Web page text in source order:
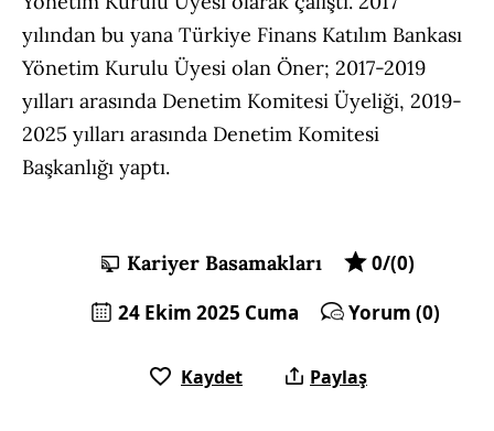
yılından bu yana Türkiye Finans Katılım Bankası
Yönetim Kurulu Üyesi olan Öner; 2017-2019
yılları arasında Denetim Komitesi Üyeliği, 2019-
2025 yılları arasında Denetim Komitesi
Başkanlığı yaptı.
Kariyer Basamakları
0/(0)
24 Ekim 2025 Cuma
Yorum (0)
Kaydet Paylaş